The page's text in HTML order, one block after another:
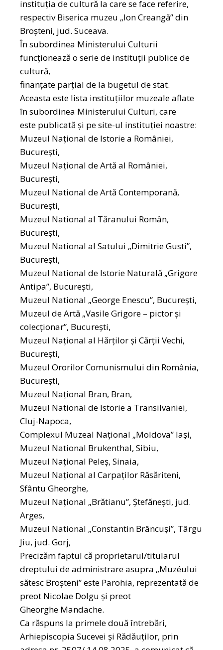
instituția de cultură la care se face referire,
respectiv Biserica muzeu „lon Creangă” din
Broşteni, jud. Suceava.
În subordinea Ministerului Culturii
funcționează o serie de instituții publice de
cultură,
finanțate parțial de la bugetul de stat.
Aceasta este lista instituțiilor muzeale aflate
în subordinea Ministerului Culturi, care
este publicată și pe site-ul instituției noastre:
Muzeul Naţional de Istorie a României,
Bucureşti,
Muzeul Naţional de Artă al României,
Bucureşti,
Muzeul National de Artă Contemporană,
Bucureşti,
Muzeul National al Tăranului Român,
Bucureşti,
Muzeul National al Satului „Dimitrie Gusti”,
Bucureşti,
Muzeul National de Istorie Naturală „Grigore
Antipa”, Bucureşti,
Muzeul National „George Enescu”, Bucureşti,
Muzeul de Artă „Vasile Grigore – pictor şi
colecţionar”, Bucureşti,
Muzeul Naţional al Hărţilor şi Cărţii Vechi,
Bucureşti,
Muzeul Ororilor Comunismului din România,
Bucureşti,
Muzeul Naţional Bran, Bran,
Muzeul National de Istorie a Transilvaniei,
Cluj-Napoca,
Complexul Muzeal Naţional „Moldova” laşi,
Muzeul National Brukenthal, Sibiu,
Muzeul Naţional Peleş, Sinaia,
Muzeul Naţional al Carpaților Răsăriteni,
Sfântu Gheorghe,
Muzeul Național „Brătianu”, Ştefăneşti, jud.
Arges,
Muzeul National „Constantin Brâncuşi”, Târgu
Jiu, jud. Gorj,
Precizăm faptul că proprietarul/titularul
dreptului de administrare asupra „Muzéului
sătesc Broşteni” este Parohia, reprezentată de
preot Nicolae Dolgu şi preot
Gheorghe Mandache.
Ca răspuns la primele două întrebări,
Arhiepiscopia Sucevei şi Rădăuţilor, prin